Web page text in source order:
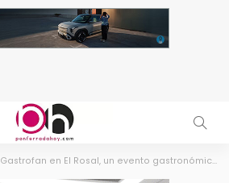
Gastrofan en El Rosal, un evento gastronómico en el que se repartirán hasta 6.000€ en premios y una beca para el Basque Culinary Center